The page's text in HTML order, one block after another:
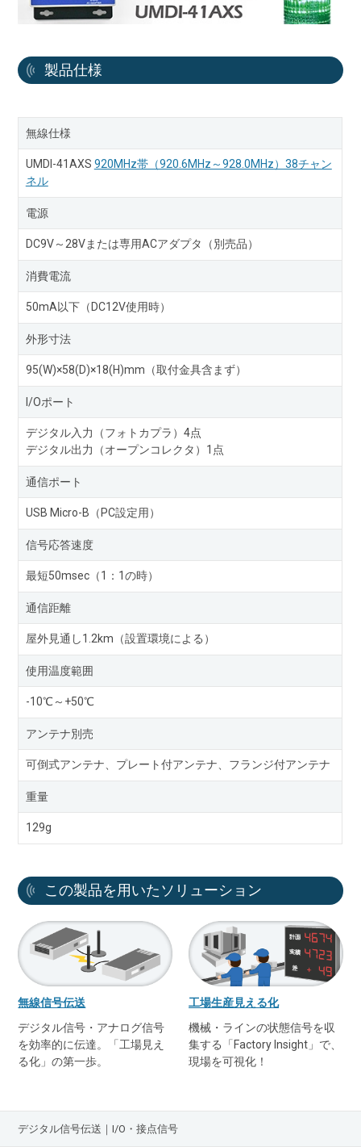
製品仕様
無線仕様
UMDI-41AXS 920MHz帯（920.6MHz～928.0MHz）38チャン
ネル
電源
DC9V～28Vまたは専用ACアダプタ（別売品）
消費電流
50mA以下（DC12V使用時）
外形寸法
95(W)×58(D)×18(H)mm（取付金具含まず）
I/Oポート
デジタル入力（フォトカプラ）4点
デジタル出力（オープンコレクタ）1点
通信ポート
USB Micro-B（PC設定用）
信号応答速度
最短50msec（1：1の時）
通信距離
屋外見通し1.2km（設置環境による）
使用温度範囲
-10℃～+50℃
アンテナ別売
可倒式アンテナ、プレート付アンテナ、フランジ付アンテナ
重量
129g
この製品を用いたソリューション
無線信号伝送
デジタル信号・アナログ信号
を効率的に伝達。「工場見え
る化」の第一歩。
工場生産見える化
機械・ラインの状態信号を収
集する「Factory Insight」で、
現場を可視化！
デジタル信号伝送｜I/O・接点信号